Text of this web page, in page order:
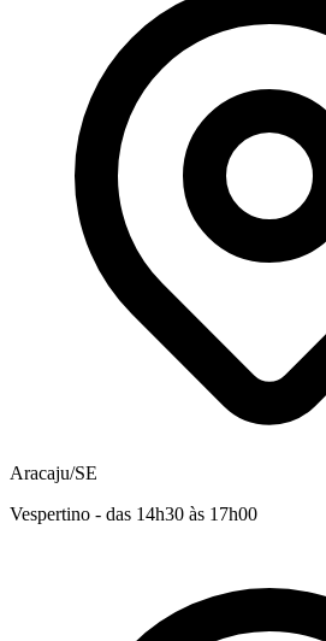
Aracaju/SE
Vespertino - das 14h30 às 17h00